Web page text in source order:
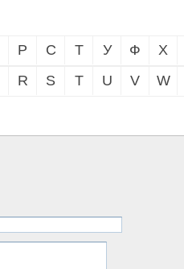
Р С Т У Ф Х
R S T U V W